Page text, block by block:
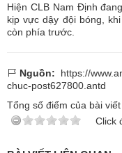
Hiện CLB Nam Định
kịp vực dậy đội bóng,
còn phía trước.
Nguồn:
https://
chuc-post627800.antd
Tổng số điểm của bài viết
Click